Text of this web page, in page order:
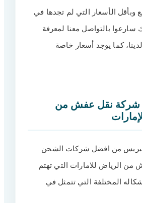
وبأقل الأسعار التي لم تجدها في
سارعوا بالتواصل معنا لمعرفة
كما يوجد أسعار خاصة
شركة نقل عفش من
من افضل شركات الشحن
من الرياض للامارات التي تهتم
المختلفة التي تتمثل في